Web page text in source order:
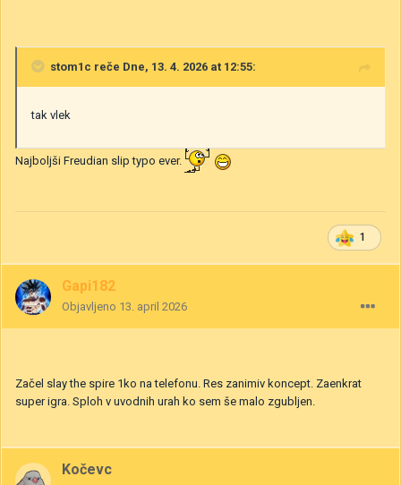
stom1c reče Dne, 13. 4. 2026 at 12:55:
tak vlek
Najboljši Freudian slip typo ever.
1
Gapi182
Objavljeno 13. april 2026
Začel slay the spire 1ko na telefonu. Res zanimiv koncept. Zaenkrat
super igra. Sploh v uvodnih urah ko sem še malo zgubljen.
Kočevc